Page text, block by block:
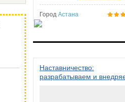
Город Астана
Наставничество:
разрабатываем и